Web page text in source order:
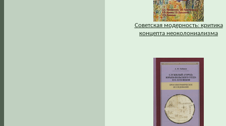
Советская модерность: критика
концепта неоколониализма